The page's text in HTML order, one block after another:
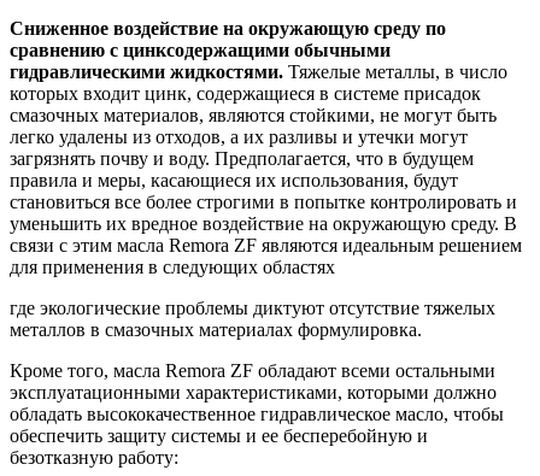
Сниженное воздействие на окружающую среду по
сравнению с цинксодержащими обычными
гидравлическими жидкостями. Тяжелые металлы, в число
которых входит цинк, содержащиеся в системе присадок
смазочных материалов, являются стойкими, не могут быть
легко удалены из отходов, а их разливы и утечки могут
загрязнять почву и воду. Предполагается, что в будущем
правила и меры, касающиеся их использования, будут
становиться все более строгими в попытке контролировать и
уменьшить их вредное воздействие на окружающую среду. В
связи с этим масла Remora ZF являются идеальным решением
для применения в следующих областях
где экологические проблемы диктуют отсутствие тяжелых
металлов в смазочных материалах формулировка.
Кроме того, масла Remora ZF обладают всеми остальными
эксплуатационными характеристиками, которыми должно
обладать высококачественное гидравлическое масло, чтобы
обеспечить защиту системы и ее бесперебойную и
безотказную работу: